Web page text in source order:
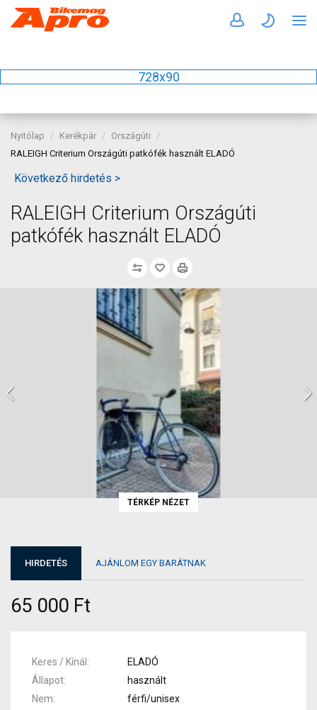
728x90
Nyitólap Kerékpár
Országúti
RALEIGH Criterium Országúti patkófék használt ELADÓ
Következő hirdetés >
RALEIGH Criterium Országúti
patkófék használt ELADÓ
TÉRKÉP NÉZET
HIRDETÉS AJÁNLOM EGY BARÁTNAK
65 000 Ft
Keres / Kínál
ELADÓ
Állapot
használt
Nem
férfi/unisex